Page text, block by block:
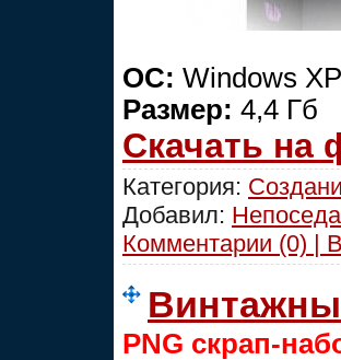
ОС: Windows
Размер: 4,4 Гб
Скачать на
Категория:
Добавил: Непоседа
Комментарии (0) |
PNG скрап-